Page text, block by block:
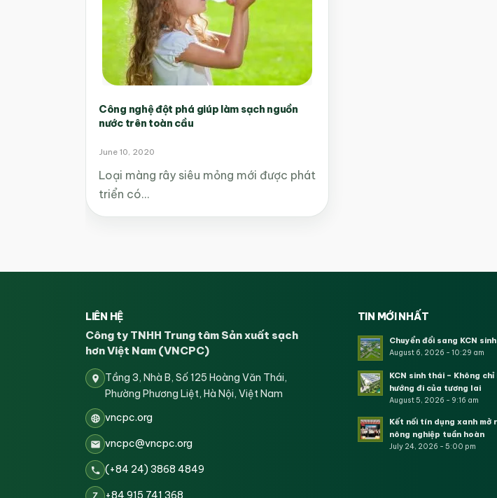
Công nghệ đột phá giúp làm sạch nguồn
nước trên toàn cầu
June 10, 2020
Loại màng rây siêu mỏng mới được phát
triển có…
LIÊN HỆ
Công ty TNHH Trung tâm Sản xuất sạch
hơn Việt Nam (VNCPC)
Tầng 3, Nhà B, Số 125 Hoàng Văn Thái,
Phường Phương Liệt, Hà Nội, Việt Nam
vncpc.org
vncpc@vncpc.org
(+84 24) 3868 4849
+84 915 741 368
TIN MỚI NHẤT
Chuyển đổi sang KCN
August 6, 2026 - 10:29 am
KCN sinh thái – Không
hướng đi của tương lai
August 5, 2026 - 9:16 am
Kết nối tín dụng xanh mở
nông nghiệp tuần hoàn
July 24, 2026 - 5:00 pm